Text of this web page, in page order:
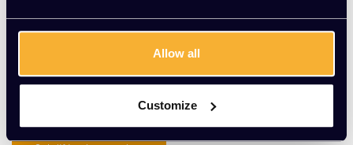
Allow all
Customize
Productomschrijving
Wat onze klanten zeggen
average of 0 review(s)